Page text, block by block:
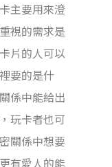
主要用來澄
視的需求是
片的人可以
要的是什
係中能給出
玩卡者也可
關係中想要
有愛人的能